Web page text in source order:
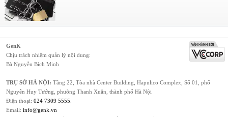
GenK
Chịu trách nhiệm quản lý nội dung:
Bà Nguyễn Bích Minh
TRỤ SỞ HÀ NỘI: Tầng 22, Tòa nhà Center Building, Hapulico Complex, Số 01, phố
Nguyễn Huy Tưởng, phường Thanh Xuân, thành phố Hà Nội
Điện thoại: 024 7309 5555
Email: info@genk.vn